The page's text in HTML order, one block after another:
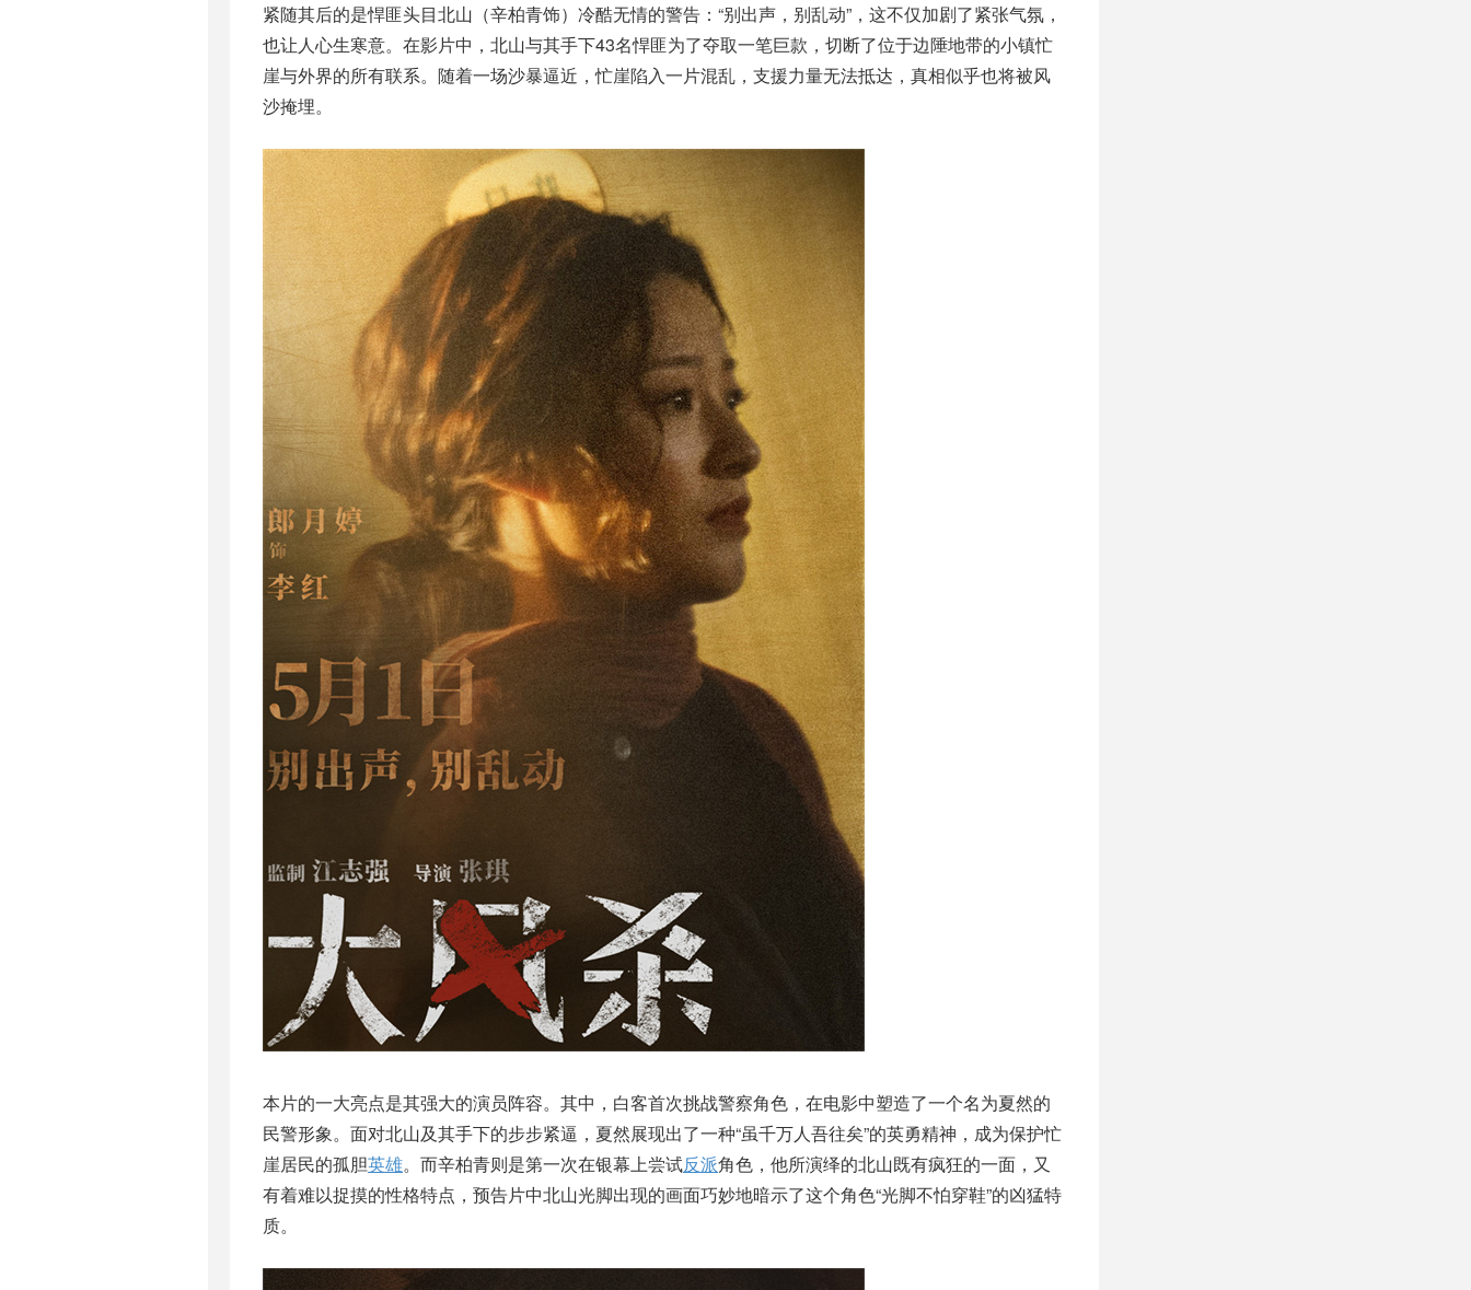
紧随其后的是悍匪头目北山（辛柏青饰）冷酷无情的警告：“别出声，别乱动”，这不仅加剧了紧张气氛，
也让人心生寒意。在影片中，北山与其手下43名悍匪为了夺取一笔巨款，切断了位于边陲地带的小镇忙
崖与外界的所有联系。随着一场沙暴逼近，忙崖陷入一片混乱，支援力量无法抵达，真相似乎也将被风
沙掩埋。
本片的一大亮点是其强大的演员阵容。其中，白客首次挑战警察角色，在电影中塑造了一个名为夏然的
民警形象。面对北山及其手下的步步紧逼，夏然展现出了一种“虽千万人吾往矣”的英勇精神，成为保护忙
崖居民的孤胆英雄。而辛柏青则是第一次在银幕上尝试反派角色，他所演绎的北山既有疯狂的一面，又
有着难以捉摸的性格特点，预告片中北山光脚出现的画面巧妙地暗示了这个角色“光脚不怕穿鞋”的凶猛特
质。